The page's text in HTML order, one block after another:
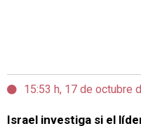
15:53 h, 17 de octubre
Israel investiga si el